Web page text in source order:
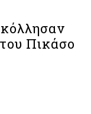
Πικάσο